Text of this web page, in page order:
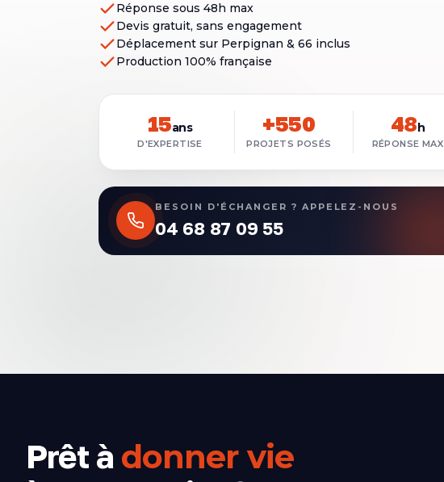
Réponse sous 48h max
Devis gratuit, sans engagement
Déplacement sur Perpignan & 66 inclus
Production 100% française
15ans
D'EXPERTISE
+550
PROJETS POSÉS
48h
RÉPONSE MAX
BESOIN D'ÉCHANGER ? APPELEZ-NOUS
04 68 87 09 55
Prêt à donner vie